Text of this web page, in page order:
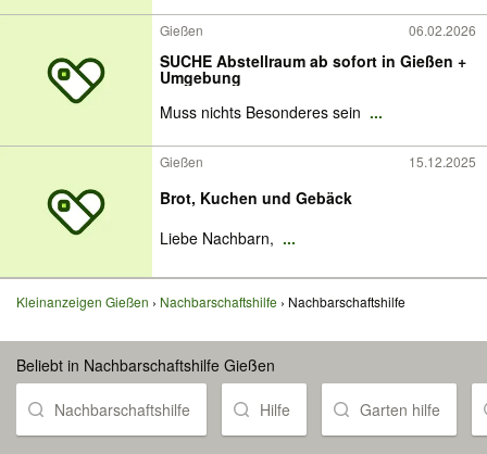
Gießen 06.02.2026
SUCHE Abstellraum ab sofort in Gießen +
Umgebung
Muss nichts Besonderes sein ...
Gießen 15.12.2025
Brot, Kuchen und Gebäck
Liebe Nachbarn, ...
Kleinanzeigen Gießen Nachbarschaftshilfe Nachbarschaftshilfe
Beliebt in Nachbarschaftshilfe Gießen
Nachbarschaftshilfe Hilfe Garten hilfe